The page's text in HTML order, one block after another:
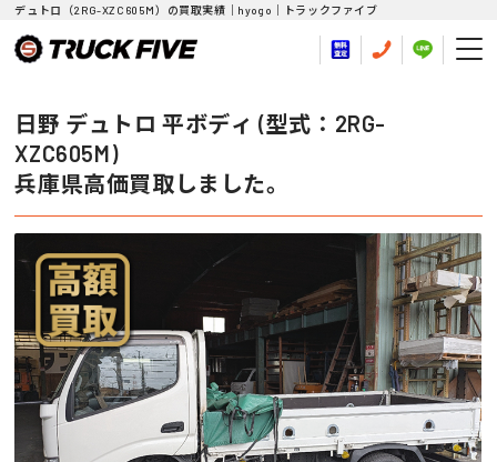
デュトロ（2RG-XZC605M）の買取実績｜hyogo｜トラックファイブ
日野 デュトロ 平ボディ (型式：2RG-
XZC605M)
兵庫県高価買取しました。